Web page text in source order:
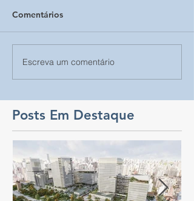
Comentários
Escreva um comentário
Posts Em Destaque